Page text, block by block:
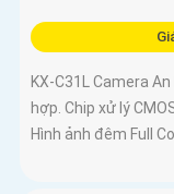
KX-C31L Camera
hợp. Chip xử lý
Hình ảnh đêm Full